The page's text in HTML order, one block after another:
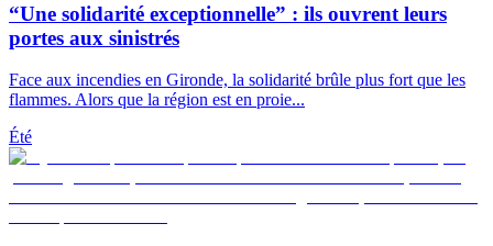
“Une solidarité exceptionnelle” : ils ouvrent leurs
portes aux sinistrés
Face aux incendies en Gironde, la solidarité brûle plus fort que les
flammes. Alors que la région est en proie...
Été